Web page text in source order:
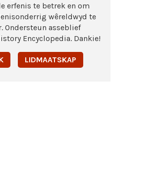
erfenis te betrek en om
wêreldwyd te
Ondersteun asseblief
Encyclopedia. Dankie!
LIDMAATSKAP